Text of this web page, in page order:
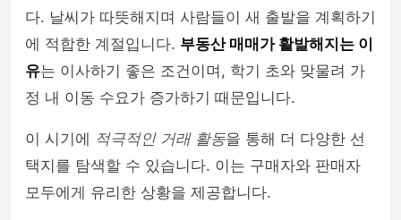
다. 날씨가 따뜻해지며 사람들이 새 출발을 계획하기
에 적합한 계절입니다. 부동산 매매가 활발해지는 이
유는 이사하기 좋은 조건이며, 학기 초와 맞물려 가
정 내 이동 수요가 증가하기 때문입니다.
이 시기에 적극적인 거래 활동을 통해 더 다양한 선
택지를 탐색할 수 있습니다. 이는 구매자와 판매자
모두에게 유리한 상황을 제공합니다.